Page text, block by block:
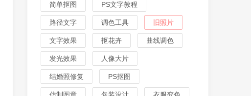
简单抠图 PS文字教程
路径文字 调色工具 旧照片
文字效果 抠花卉 曲线调色
发光效果 人像大片
结婚照修复 PS抠图